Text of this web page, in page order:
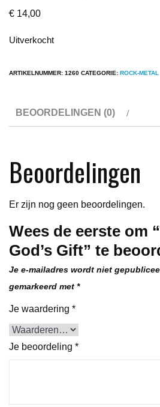
€ 14,00
Uitverkocht
ARTIKELNUMMER: 1260 CATEGORIE: ROCK-METAL
BEOORDELINGEN (0)
Beoordelingen
Er zijn nog geen beoordelingen.
Wees de eerste om
God’s Gift” te
Je e-mailadres wordt niet
gemarkeerd met *
Je waardering *
Je beoordeling *